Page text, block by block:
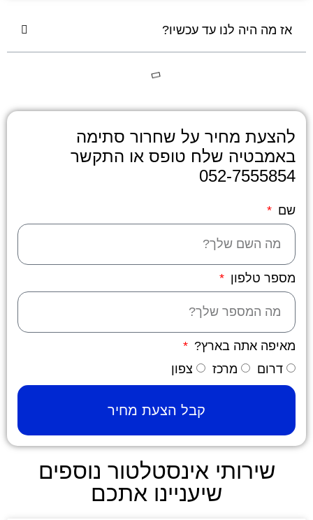
אז מה היה לנו עד עכשיו?
להצעת מחיר על שחרור סתימה
באמבטיה שלח טופס או התקשר
052-7555854
שם
מספר טלפון
מאיפה אתה בארץ?
דרום
מרכז צפון
קבל הצעת מחיר
שירותי אינסטלטור נוספים
שיעניינו אתכם